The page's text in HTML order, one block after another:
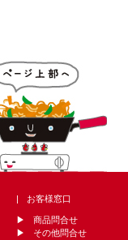
お客様窓口
商品問合せ
その他問合せ